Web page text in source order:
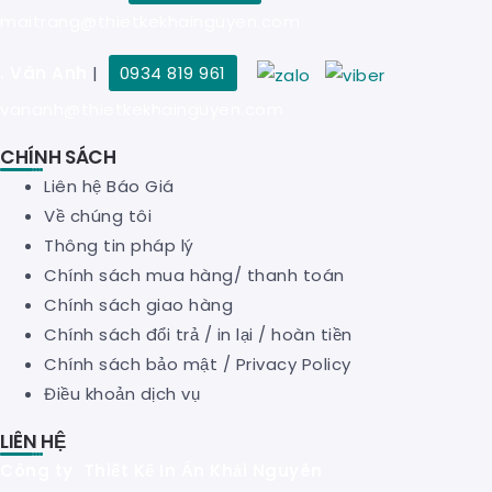
|
0934 819 961
CHÍNH SÁCH
Liên hệ Báo Giá
Về chúng tôi
Thông tin pháp lý
Chính sách mua hàng/ thanh toán
Chính sách giao hàng
Chính sách đổi trả / in lại / hoàn tiền
Chính sách bảo mật / Privacy Policy
Điều khoản dịch vụ
LIÊN HỆ